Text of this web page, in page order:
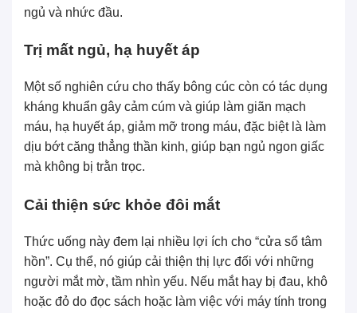
ngủ và nhức đầu.
Trị mất ngủ, hạ huyết áp
Một số nghiên cứu cho thấy bông cúc còn có tác dụng
kháng khuẩn gây cảm cúm và giúp làm giãn mạch
máu, hạ huyết áp, giảm mỡ trong máu, đặc biệt là làm
dịu bớt căng thẳng thần kinh, giúp bạn ngủ ngon giấc
mà không bị trằn trọc.
Cải thiện sức khỏe đôi mắt
Thức uống này đem lại nhiều lợi ích cho “cửa sổ tâm
hồn”. Cụ thể, nó giúp cải thiện thị lực đối với những
người mắt mờ, tầm nhìn yếu. Nếu mắt hay bị đau, khô
hoặc đỏ do đọc sách hoặc làm việc với máy tính trong